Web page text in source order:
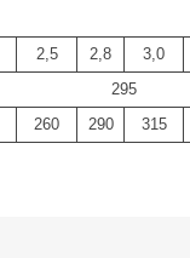
2,5 2,8 3,0
295
260 290 315